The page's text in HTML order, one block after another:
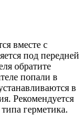
вместе с
под передней
обратите
попали в
в
Рекомендуется
герметика.